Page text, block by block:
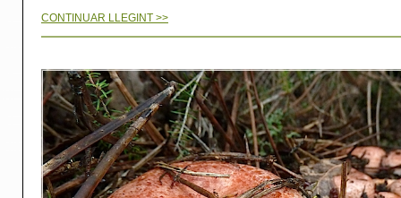
CONTINUAR LLEGINT >>